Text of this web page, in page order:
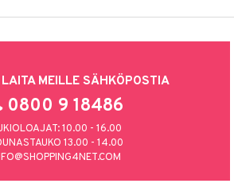
MEILLE SÄHKÖPOSTIA
0800 9 18486
10.00 - 16.00
13.00 - 14.00